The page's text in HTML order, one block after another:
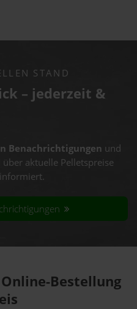
STAND
– jederzeit &
Benachrichtigungen und
aktuelle Pelletspreise
Bestellung